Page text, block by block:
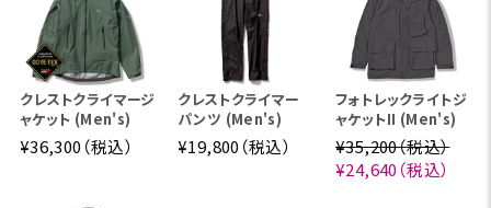
クレストクライマージ
ャケット (Men's)
¥36,300（税込）
クレストクライマー
パンツ (Men's)
¥19,800（税込）
フォトレックライトジ
ャケットII (Men's)
¥35,200（税込）
¥24,640（税込）